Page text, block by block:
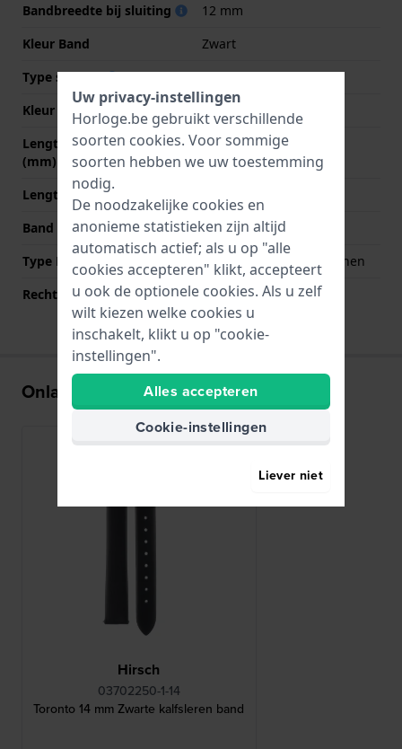
Bandbreedte bij sluiting
12 mm
Kleur Band
Zwart
Type sluiting
Gesp
Kleur sluiting
Goud
Lengte band op 12 uur
(mm)
100 mm
Lengte band op 6 uur (mm)
Band maat
XL
Type Bevestiging
Quick release bandpennen
Rechte aanzet
Ja
Onlangs bekeken
Hirsch
03702250-1-14
Toronto 14 mm Zwarte kalfsleren band
Uw privacy-instellingen
Horloge.be gebruikt verschillende
soorten cookies. Voor sommige
soorten hebben we uw toestemming
nodig.
De noodzakelijke cookies en
anonieme statistieken zijn altijd
automatisch actief; als u op "alle
cookies accepteren" klikt, accepteert
u ook de optionele cookies. Als u zelf
wilt kiezen welke cookies u
inschakelt, klikt u op "cookie-
instellingen".
Alles accepteren
Cookie-instellingen
Liever niet